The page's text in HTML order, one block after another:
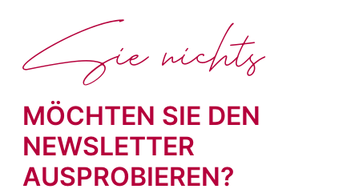
MÖCHTEN SIE DEN
NEWSLETTER
AUSPROBIEREN?
Sie nichts